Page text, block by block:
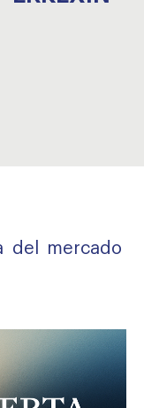
del mercado